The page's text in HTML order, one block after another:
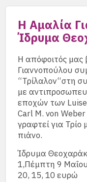
Η Αμαλία
Ίδρυμα
Η απόφοιτός μας
Γιαννοπούλου
“Τρίλαλον“στη
με
εποχών των
Carl M. von
γραφτεί για Τρίο
πιάνο.
Ίδρυμα
1,Πέμπτη 9
20, 15, 10 ευρώ